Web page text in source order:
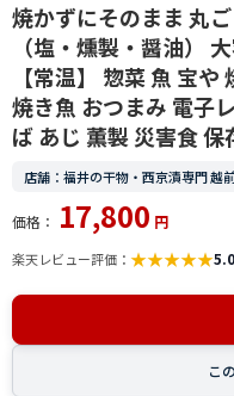
焼かずにそのまま 丸
（塩・燻製・醤油）
【常温】 惣菜 魚 宝
焼き魚 おつまみ 電子
ば あじ 薫製 災害食 保
店舗：福井の干物・西京漬専門 越
価格： 17,800 円
楽天レビュー評価： ★★★★★
こ